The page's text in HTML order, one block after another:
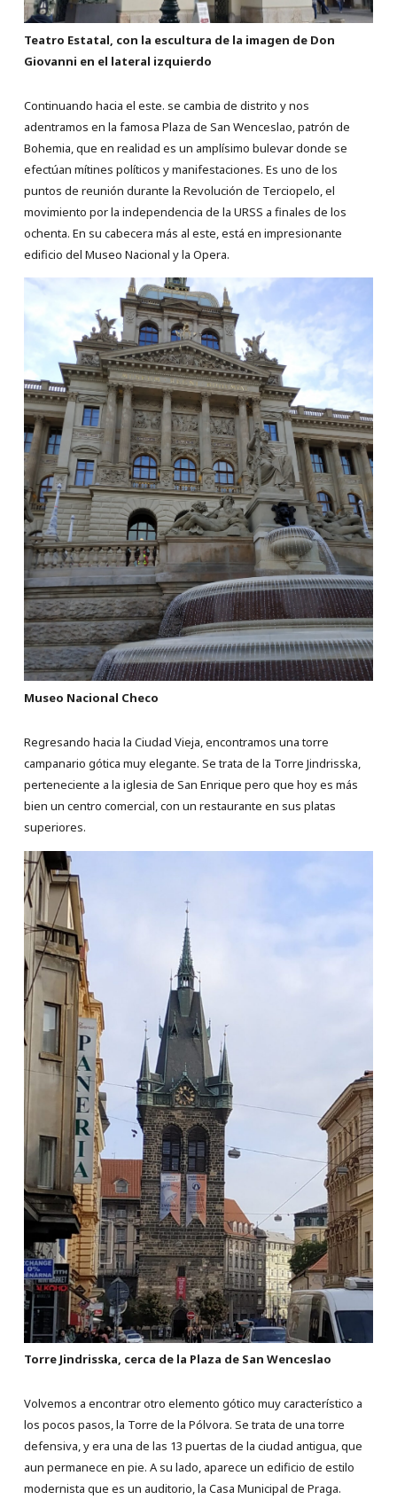
Teatro Estatal, con la escultura de la imagen de Don
Giovanni en el lateral izquierdo
Continuando hacia el este. se cambia de distrito y nos
adentramos en la famosa Plaza de San Wenceslao, patrón de
Bohemia, que en realidad es un amplísimo bulevar donde se
efectúan mítines políticos y manifestaciones. Es uno de los
puntos de reunión durante la Revolución de Terciopelo, el
movimiento por la independencia de la URSS a finales de los
ochenta. En su cabecera más al este, está en impresionante
edificio del Museo Nacional y la Opera.
Museo Nacional Checo
Regresando hacia la Ciudad Vieja, encontramos una torre
campanario gótica muy elegante. Se trata de la Torre Jindrisska,
perteneciente a la iglesia de San Enrique pero que hoy es más
bien un centro comercial, con un restaurante en sus platas
superiores.
Torre Jindrisska, cerca de la Plaza de San Wenceslao
Volvemos a encontrar otro elemento gótico muy característico a
los pocos pasos, la Torre de la Pólvora. Se trata de una torre
defensiva, y era una de las 13 puertas de la ciudad antigua, que
aun permanece en pie. A su lado, aparece un edificio de estilo
modernista que es un auditorio, la Casa Municipal de Praga.